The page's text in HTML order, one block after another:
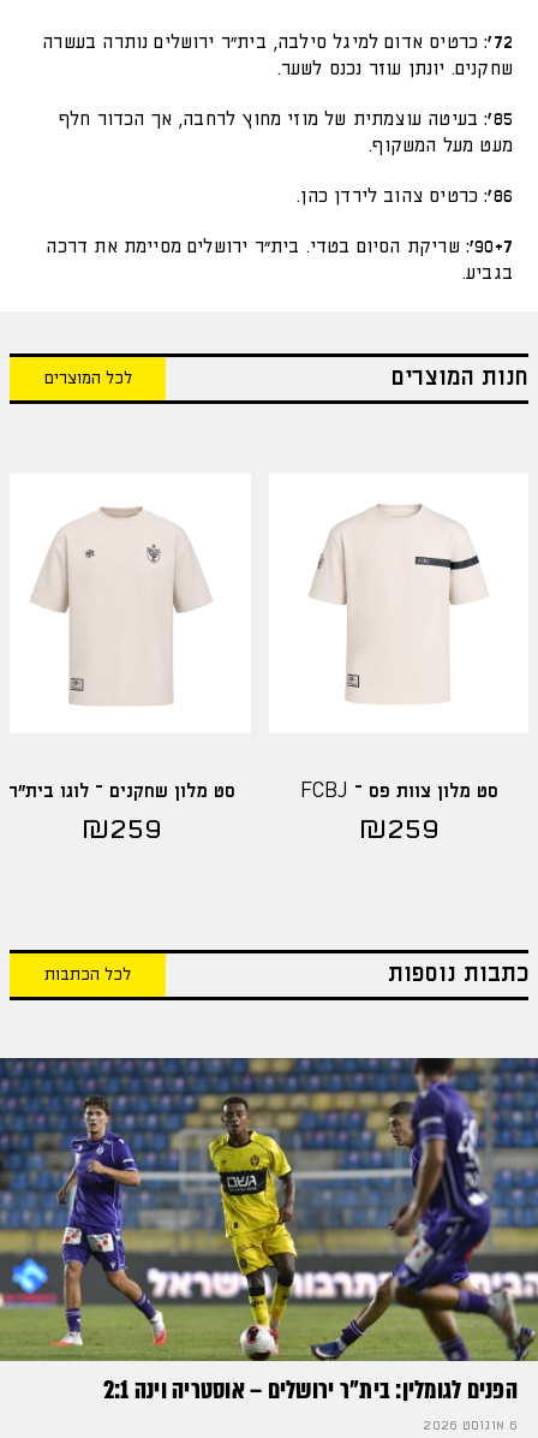
72':
כרטיס אדום למיגל סילבה, בית"ר ירושלים נותרה בעשרה
שחקנים. יונתן עוזר נכנס לשער.
85':
בעיטה עוצמתית של מוזי מחוץ לרחבה, אך הכדור חלף
מעט מעל המשקוף.
86': כרטיס צהוב לירדן כהן.
90+7':
שריקת הסיום בטדי. בית"ר ירושלים מסיימת את דרכה
בגביע.
חנות המוצרים לכל המוצרים
סט מלון צוות פס – FCBJ
₪259
סט מלון שחקנים – לוגו בית"ר
₪259
כתבות נוספות לכל הכתבות
הפנים לגומלין: בית״ר ירושלים – אוסטריה וינה 2:1
6 אוגוסט 2026